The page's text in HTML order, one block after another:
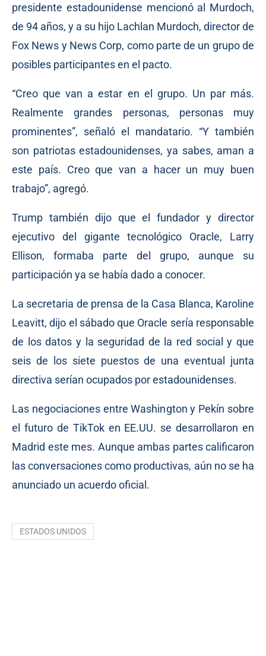
presidente estadounidense mencionó al Murdoch,
de 94 años, y a su hijo Lachlan Murdoch, director de
Fox News y News Corp, como parte de un grupo de
posibles participantes en el pacto.
“Creo que van a estar en el grupo. Un par más.
Realmente grandes personas, personas muy
prominentes”, señaló el mandatario. “Y también
son patriotas estadounidenses, ya sabes, aman a
este país. Creo que van a hacer un muy buen
trabajo”, agregó.
Trump también dijo que el fundador y director
ejecutivo del gigante tecnológico Oracle, Larry
Ellison, formaba parte del grupo, aunque su
participación ya se había dado a conocer.
La secretaria de prensa de la Casa Blanca, Karoline
Leavitt, dijo el sábado que Oracle sería responsable
de los datos y la seguridad de la red social y que
seis de los siete puestos de una eventual junta
directiva serían ocupados por estadounidenses.
Las negociaciones entre Washington y Pekín sobre
el futuro de TikTok en EE.UU. se desarrollaron en
Madrid este mes. Aunque ambas partes calificaron
las conversaciones como productivas, aún no se ha
anunciado un acuerdo oficial.
ESTADOS UNIDOS